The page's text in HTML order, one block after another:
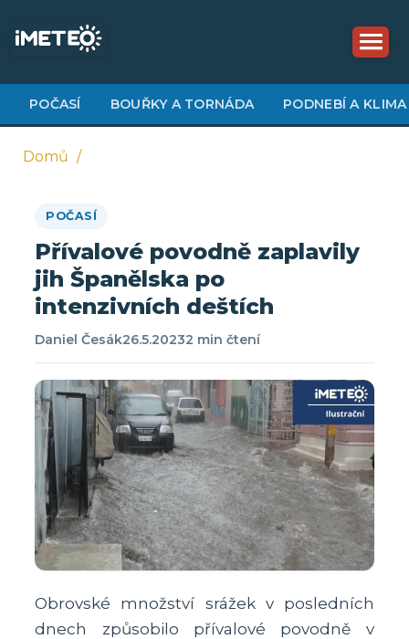
obsahu
POČASÍ BOUŘKY A TORNÁDA PODNEBÍ A KLIMA
navigace
Domů
POČASÍ
Přívalové povodně zaplavily
jih Španělska po
intenzivních deštích
Daniel Česák26.5.20232 min čtení
Obrovské množství srážek v posledních
dnech způsobilo přívalové povodně v